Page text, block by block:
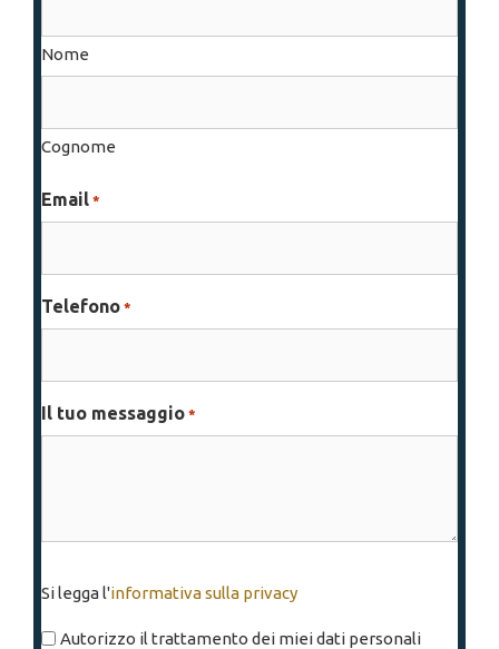
Nome
Cognome
Email *
Telefono *
Il tuo messaggio *
legga
l'informativa
Si legga l'informativa sulla privacy
Autorizzo il trattamento dei miei dati personali